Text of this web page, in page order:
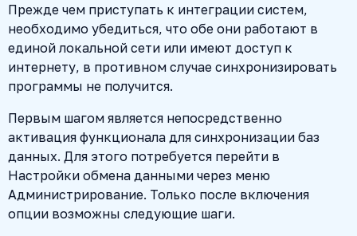
Прежде чем приступать к интеграции систем,
необходимо убедиться, что обе они работают в
единой локальной сети или имеют доступ к
интернету, в противном случае синхронизировать
программы не получится.
Первым шагом является непосредственно
активация функционала для синхронизации баз
данных. Для этого потребуется перейти в
Настройки обмена данными через меню
Администрирование. Только после включения
опции возможны следующие шаги.